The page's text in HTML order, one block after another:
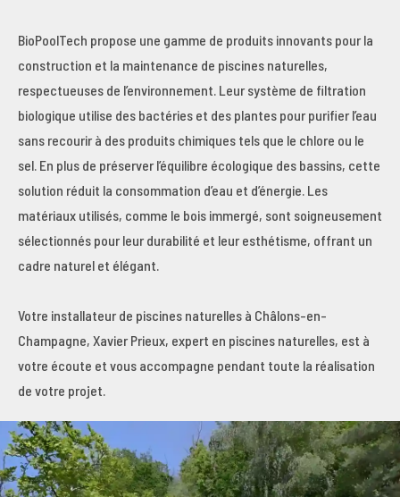
BioPoolTech propose une gamme de produits innovants pour la
construction et la maintenance de piscines naturelles,
respectueuses de l’environnement. Leur système de filtration
biologique utilise des bactéries et des plantes pour purifier l’eau
sans recourir à des produits chimiques tels que le chlore ou le
sel. En plus de préserver l’équilibre écologique des bassins, cette
solution réduit la consommation d’eau et d’énergie. Les
matériaux utilisés, comme le bois immergé, sont soigneusement
sélectionnés pour leur durabilité et leur esthétisme, offrant un
cadre naturel et élégant.
Votre installateur de piscines naturelles à Châlons-en-
Champagne, Xavier Prieux, expert en piscines naturelles, est à
votre écoute et vous accompagne pendant toute la réalisation
de votre projet.